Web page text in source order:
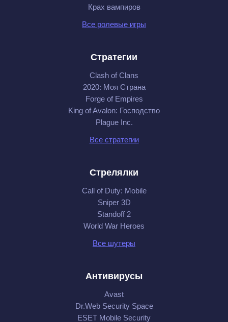
Крах вампиров
Все ролевые игры
Стратегии
Clash of Clans
2020: Моя Cтрана
Forge of Empires
King of Avalon: Господство
Plague Inc.
Все стратегии
Стрелялки
Call of Duty: Mobile
Sniper 3D
Standoff 2
World War Heroes
Все шутеры
Антивирусы
Avast
Dr.Web Security Space
ESET Mobile Security